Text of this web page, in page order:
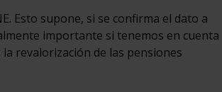
Esto supone, si se confirma el dato a
importante si tenemos en cuenta
revalorización de las pensiones